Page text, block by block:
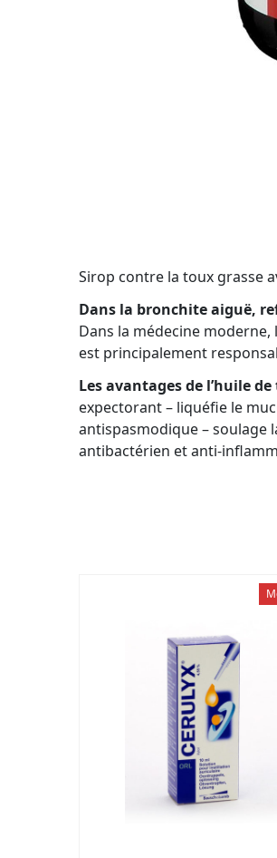
Sirop contre la toux grasse
Dans la bronchite aiguë,
Dans la médecine
est principalement
Les avantages de l’huile
expectorant – liquéfie le
antispasmodique – soulage
antibactérien et anti-